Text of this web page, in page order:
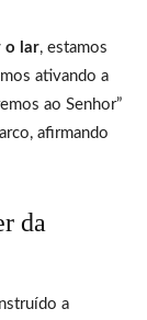
o lar, estamos
ativando a
ao Senhor”
afirmando
da
a